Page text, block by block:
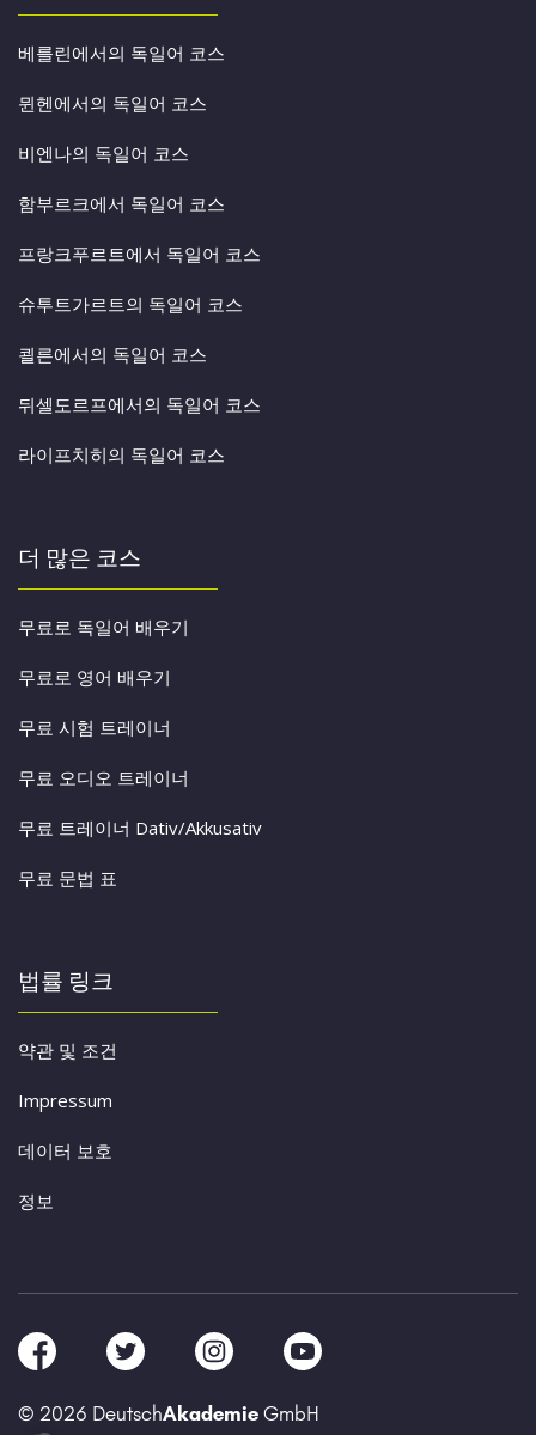
베를린에서의 독일어 코스
뮌헨에서의 독일어 코스
비엔나의 독일어 코스
함부르크에서 독일어 코스
프랑크푸르트에서 독일어 코스
슈투트가르트의 독일어 코스
쾰른에서의 독일어 코스
뒤셀도르프에서의 독일어 코스
라이프치히의 독일어 코스
더 많은 코스
무료로 독일어 배우기
무료로 영어 배우기
무료 시험 트레이너
무료 오디오 트레이너
무료 트레이너 Dativ/Akkusativ
무료 문법 표
법률 링크
약관 및 조건
Impressum
데이터 보호
정보
© 2026 DeutschAkademie GmbH